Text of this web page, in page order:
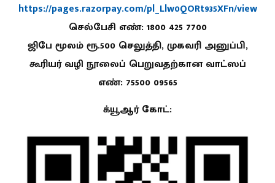
https://pages.razorpay.com/pl_Llw0QORt935XFn/view
செல்பேசி எண்: 1800 425 7700
ஜிபே மூலம் ரூ.500 செலுத்தி, முகவரி அனுப்பி,
கூரியர் வழி நூலைப் பெறுவதற்கான வாட்ஸப்
எண்: 75500 09565
க்யூஆர் கோட்: